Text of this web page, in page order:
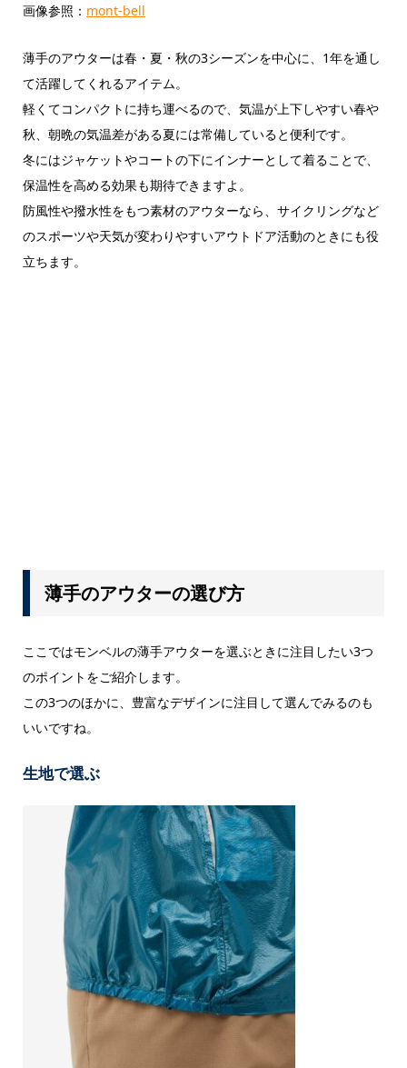
画像参照： mont-bell
薄手のアウターは春・夏・秋の3シーズンを中心に、1年を通し
て活躍してくれるアイテム。
軽くてコンパクトに持ち運べるので、気温が上下しやすい春や
秋、朝晩の気温差がある夏には常備していると便利です。
冬にはジャケットやコートの下にインナーとして着ることで、
保温性を高める効果も期待できますよ。
防風性や撥水性をもつ素材のアウターなら、サイクリングなど
のスポーツや天気が変わりやすいアウトドア活動のときにも役
立ちます。
薄手のアウターの選び方
ここではモンベルの薄手アウターを選ぶときに注目したい3つ
のポイントをご紹介します。
この3つのほかに、豊富なデザインに注目して選んでみるのも
いいですね。
生地で選ぶ